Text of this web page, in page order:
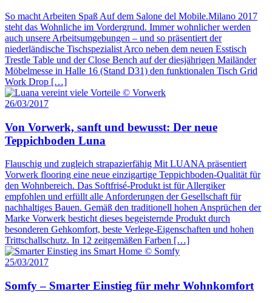
So macht Arbeiten Spaß Auf dem Salone del Mobile.Milano 2017
steht das Wohnliche im Vordergrund. Immer wohnlicher werden
auch unsere Arbeitsumgebungen – und so präsentiert der
niederländische Tischspezialist Arco neben dem neuen Esstisch
Trestle Table und der Close Bench auf der diesjährigen Mailänder
Möbelmesse in Halle 16 (Stand D31) den funktionalen Tisch Grid
Work Drop […]
26/03/2017
Von Vorwerk, sanft und bewusst: Der neue
Teppichboden Luna
Flauschig und zugleich strapazierfähig Mit LUANA präsentiert
Vorwerk flooring eine neue einzigartige Teppichboden-Qualität für
den Wohnbereich. Das Softfrisé-Produkt ist für Allergiker
empfohlen und erfüllt alle Anforderungen der Gesellschaft für
nachhaltiges Bauen. Gemäß den traditionell hohen Ansprüchen der
Marke Vorwerk besticht dieses begeisternde Produkt durch
besonderen Gehkomfort, beste Verlege-Eigenschaften und hohen
Trittschallschutz. In 12 zeitgemäßen Farben […]
25/03/2017
Somfy – Smarter Einstieg für mehr Wohnkomfort